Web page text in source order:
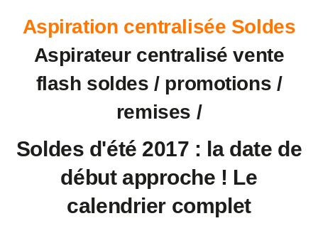
Aspiration centralisée Soldes
Aspirateur centralisé vente
flash soldes / promotions /
remises /
Soldes d'été 2017 : la date de
début approche ! Le
calendrier complet